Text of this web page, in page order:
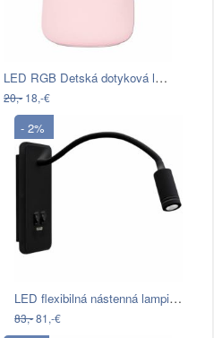
LED RGB Detská dotyková lampička BEAR…
20,-18,-€
- 2%
LED flexibilná nástenná lampička s USB…
83,-81,-€